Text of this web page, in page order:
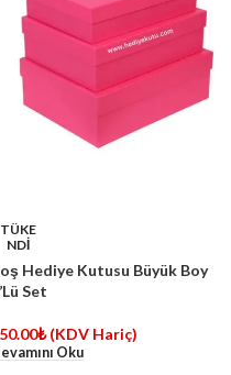
TÜKE
NDİ
Hediye Kutusu Büyük Boy
Set
₺ (KDV Hariç)
Oku